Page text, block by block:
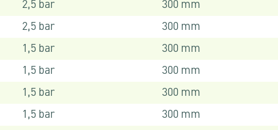
2,5 bar 300 mm
2,5 bar 300 mm
1,5 bar 300 mm
1,5 bar 300 mm
1,5 bar 300 mm
1,5 bar 300 mm